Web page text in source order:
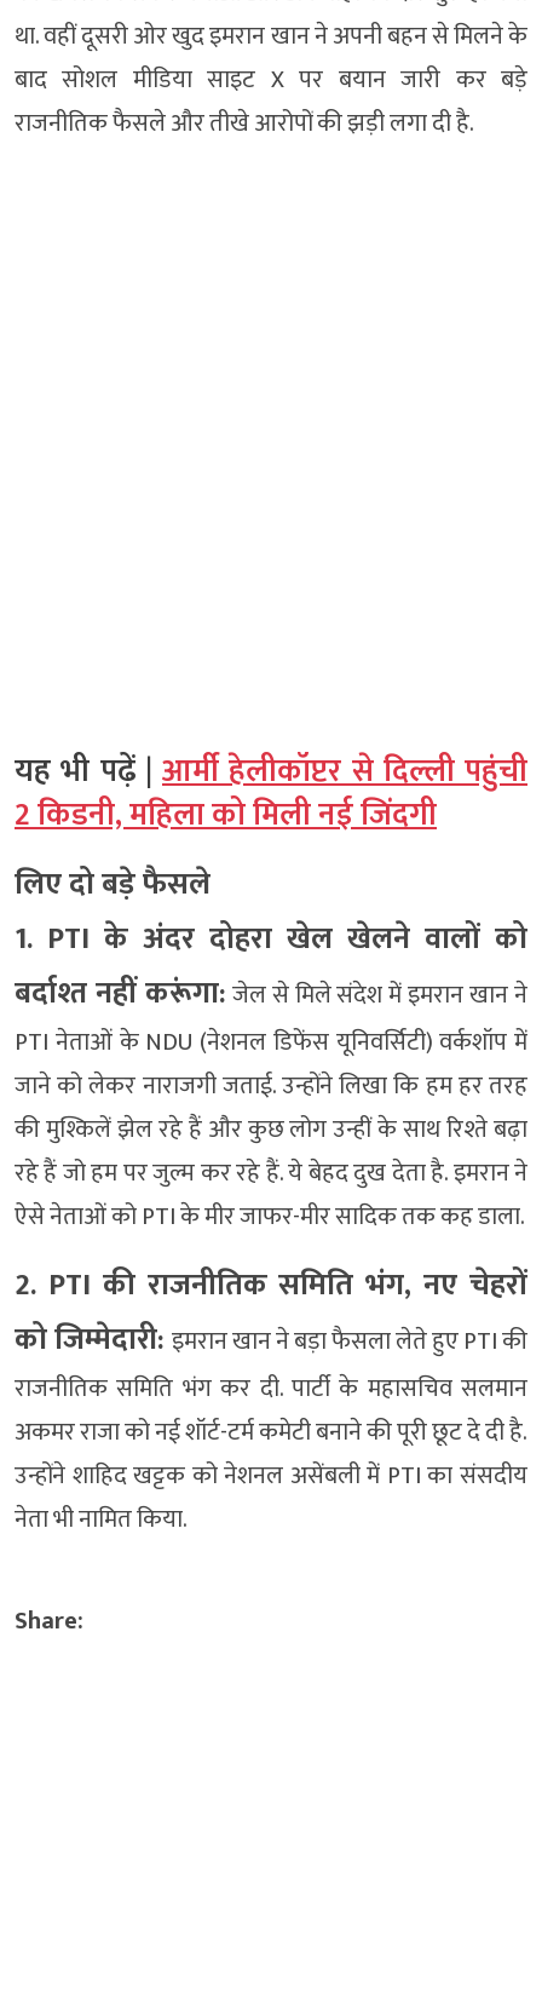
था. वहीं दूसरी ओर खुद इमरान खान ने अपनी बहन से मिलने के
बाद सोशल मीडिया साइट X पर बयान जारी कर बड़े
राजनीतिक फैसले और तीखे आरोपों की झड़ी लगा दी है.
यह भी पढ़ें | आर्मी हेलीकॉप्टर से दिल्ली पहुंची
2 किडनी, महिला को मिली नई जिंदगी
लिए दो बड़े फैसले
1. PTI के अंदर दोहरा खेल खेलने वालों को
बर्दाश्त नहीं करूंगा:जेल से मिले संदेश में इमरान खान ने
PTI नेताओं के NDU (नेशनल डिफेंस यूनिवर्सिटी) वर्कशॉप में
जाने को लेकर नाराजगी जताई. उन्होंने लिखा कि हम हर तरह
की मुश्किलें झेल रहे हैं और कुछ लोग उन्हीं के साथ रिश्ते बढ़ा
रहे हैं जो हम पर जुल्म कर रहे हैं. ये बेहद दुख देता है. इमरान ने
ऐसे नेताओं को PTI के मीर जाफर-मीर सादिक तक कह डाला.
2. PTI की राजनीतिक समिति भंग, नए चेहरों
को जिम्मेदारी: इमरान खान ने बड़ा फैसला लेते हुए PTI की
राजनीतिक समिति भंग कर दी. पार्टी के महासचिव सलमान
अकमर राजा को नई शॉर्ट-टर्म कमेटी बनाने की पूरी छूट दे दी है.
उन्होंने शाहिद खट्टक को नेशनल असेंबली में PTI का संसदीय
नेता भी नामित किया.
Share: